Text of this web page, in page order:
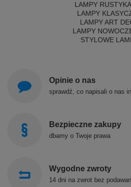
LAMPY
LAMPY
LAMPY ART
LAMPY
STYLOWE
Opinie o nas
sprawdź, co napisali o nas
Bezpieczne zakupy
dbamy o Twoje prawa
Wygodne zwroty
14 dni na zwrot bez